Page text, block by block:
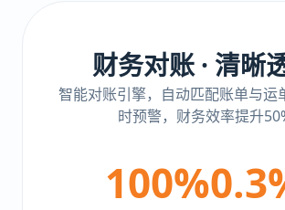
财务对账 · 清晰
智能对账引擎，自动匹配账单与运
时预警，财务效率提升
100%